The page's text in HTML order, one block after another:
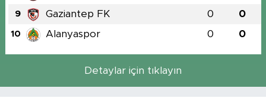
9 Gaziantep FK 0 0
10 Alanyaspor 0 0
Detaylar için tıklayın